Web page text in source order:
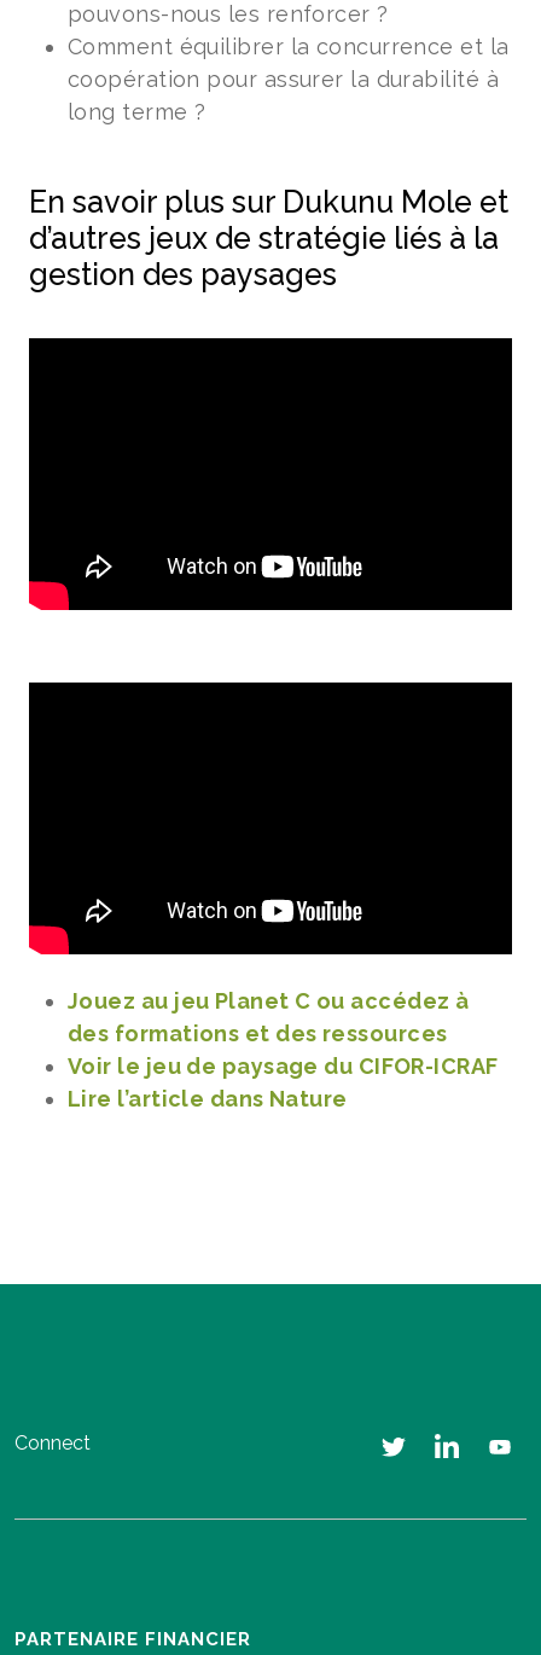
pouvons-nous les renforcer ?
Comment équilibrer la concurrence et la
coopération pour assurer la durabilité à
long terme ?
En savoir plus sur Dukunu Mole et
d’autres jeux de stratégie liés à la
gestion des paysages
Jouez au jeu Planet C ou accédez à
des formations et des ressources
Voir le jeu de paysage du CIFOR-ICRAF
Lire l’article dans Nature
Connect
PARTENAIRE FINANCIER